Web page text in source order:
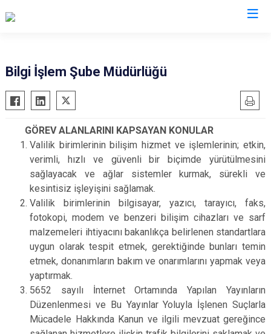
Bilgi İşlem Şube Müdürlüğü
GÖREV ALANLARINI KAPSAYAN KONULAR
Valilik birimlerinin bilişim hizmet ve işlemlerinin; etkin,
verimli, hızlı ve güvenli bir biçimde yürütülmesini
sağlayacak ve ağlar sistemler kurmak, sürekli ve
kesintisiz işleyişini sağlamak.
Valilik birimlerinin bilgisayar, yazıcı, tarayıcı, faks,
fotokopi, modem ve benzeri bilişim cihazları ve sarf
malzemeleri ihtiyacını bakanlıkça belirlenen standartlara
uygun olarak tespit etmek, gerektiğinde bunları temin
etmek, donanımların bakım ve onarımlarını yapmak veya
yaptırmak.
5652 sayılı İnternet Ortamında Yapılan Yayınların
Düzenlenmesi ve Bu Yayınlar Yoluyla İşlenen Suçlarla
Mücadele Hakkında Kanun ve ilgili mevzuat gereğince